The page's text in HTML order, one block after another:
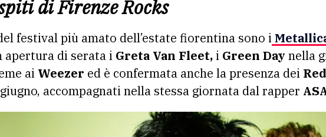
di Firenze Rocks
festival più amato dell’estate fiorentina sono i
apertura di serata i Greta Van Fleet,i Green Day nella
ai Weezer ed è confermata anche la presenza dei
accompagnati nella stessa giornata dal rapper